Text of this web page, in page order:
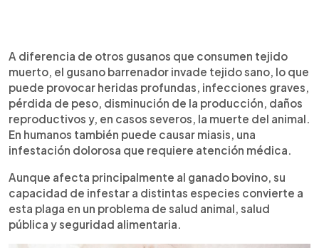
A diferencia de otros gusanos que consumen tejido
muerto, el gusano barrenador invade tejido sano, lo que
puede provocar heridas profundas, infecciones graves,
pérdida de peso, disminución de la producción, daños
reproductivos y, en casos severos, la muerte del animal.
En humanos también puede causar miasis, una
infestación dolorosa que requiere atención médica.
Aunque afecta principalmente al ganado bovino, su
capacidad de infestar a distintas especies convierte a
esta plaga en un problema de salud animal, salud
pública y seguridad alimentaria.